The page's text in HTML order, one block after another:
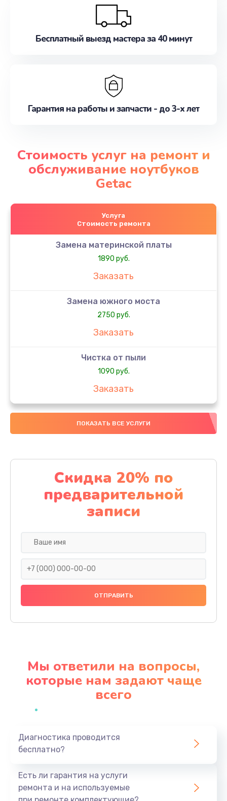
Бесплатный выезд мастера за 40 минут
Гарантия на работы и запчасти - до 3-х лет
Стоимость услуг на ремонт и
обслуживание ноутбуков
Getac
Услуга
Стоимость ремонта
Замена материнской платы
1890 руб.
Заказать
Замена южного моста
2750 руб.
Заказать
Чистка от пыли
1090 руб.
Заказать
Настройка ОС
990 руб.
Настройка BIOS
1490 руб.
Заказать
Ремонт разъема питания
920 руб.
Заказать
Ремонт цепей питания
Замена жесткого диска
Заказать
ПОКАЗАТЬ ВСЕ УСЛУГИ
Скидка 20% по
предварительной
записи
Мы ответили на вопросы,
которые нам задают чаще
всего
Диагностика проводится
бесплатно?
Есть ли гарантия на услуги
ремонта и на используемые